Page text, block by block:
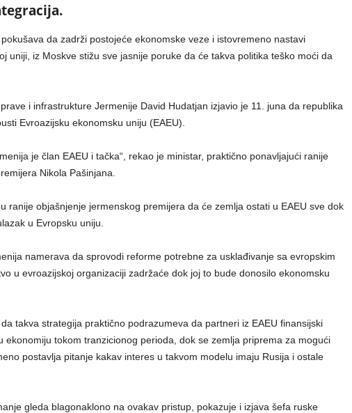
da zadrži postojeće ekonomske veze i istovremeno nastavi
uniji, iz Moskve stižu sve jasnije poruke da će takva politika teško moći da
i infrastrukture Jermenije David Hudatjan izjavio je 11. juna da republika
Evroazijsku ekonomsku uniju (EAEU).
je član EAEU i tačka“, rekao je ministar, praktično ponavljajući ranije
Nikola Pašinjana.
ranije objašnjenje jermenskog premijera da će zemlja ostati u EAEU sve dok
u Evropsku uniju.
namerava da sprovodi reforme potrebne za usklađivanje sa evropskim
u evroazijskoj organizaciji zadržaće dok joj to bude donosilo ekonomsku
takva strategija praktično podrazumeva da partneri iz EAEU finansijski
ekonomiju tokom tranzicionog perioda, dok se zemlja priprema za mogući
postavlja pitanje kakav interes u takvom modelu imaju Rusija i ostale
gleda blagonaklono na ovakav pristup, pokazuje i izjava šefa ruske